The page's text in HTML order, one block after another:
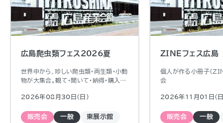
広島爬虫類フェス2026夏
世界中から、珍しい爬虫類・両生類・小動
物が大集合。観て・聞いて・納得・購入出
ッチンカーもあるので、観るだけでも一
2026年08月30日（日)
販売会 一般 東展示館
ZINEフェス広島
個人が作る小冊子（
会
2026年11月01日（
販売会 一般